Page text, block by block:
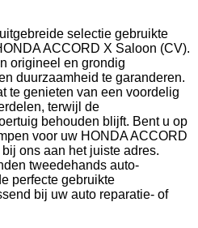
selectie gebruikte
ACCORD X Saloon (CV).
origineel en grondig
duurzaamheid te garanderen.
te genieten van een voordelig
terwijl de
behouden blijft. Bent u op
voor uw HONDA ACCORD
ons aan het juiste adres.
tweedehands auto-
perfecte gebruikte
bij uw auto reparatie- of